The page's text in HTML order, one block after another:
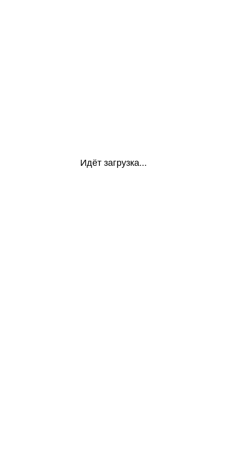
Идёт загрузка...